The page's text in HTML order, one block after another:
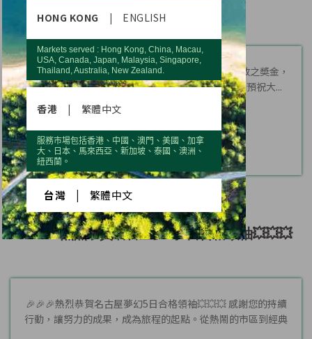
農曆春節假期即將展開 ，原訂於2026年2月16日發放之奬金，
提早於2026年2月13日匯款發出。 優世德全體員工預祝大...
🎉🎉🎉熱烈恭賀名古屋夢幻5日合格領袖💥💥💥
🎉🎉🎉熱烈恭賀名古屋夢幻5日合格領袖💥💥💥 感謝您的持續
行動，讓努力的成果，成為旅程的起點。從熱鬧的市區到經典
HONG KONG | ENGLISH
Markets served : Hong Kong, China, Macau,
USA, Canada, Japan, Malaysia, Singapore,
Thailand, Australia, New Zealand.
香港 | 繁體中文
服務市場包括香港、中國、澳門、美國、加拿
大、日本、馬來西亞、新加坡、泰國、澳洲、
紐西蘭。
台灣 繁體中文